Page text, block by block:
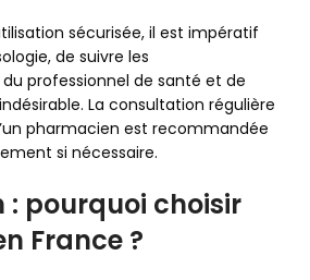
sécurisée, il est impératif
de suivre les
professionnel de santé et de
La consultation régulière
pharmacien est recommandée
si nécessaire.
: pourquoi choisir
France ?